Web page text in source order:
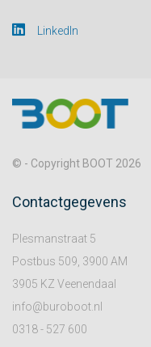
LinkedIn
© - Copyright BOOT 2026
Contactgegevens
Plesmanstraat 5
Postbus 509, 3900 AM
3905 KZ Veenendaal
info@buroboot.nl
0318 - 527 600